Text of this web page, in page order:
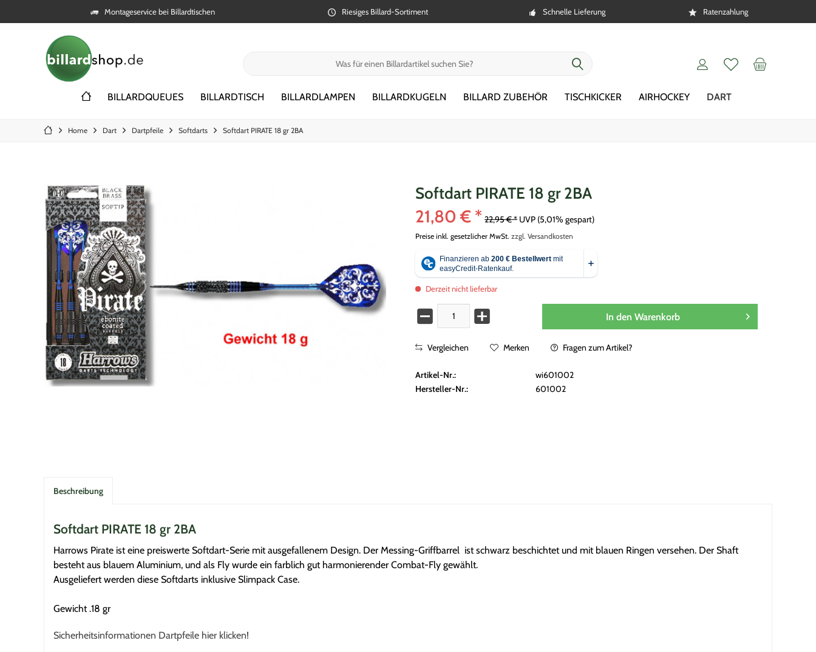
Montageservice bei Billardtischen Riesiges Billard-Sortiment Schnelle Lieferung Ratenzahlung
BILLARDQUEUES BILLARDTISCH BILLARDLAMPEN BILLARDKUGELN BILLARD ZUBEHÖR TISCHKICKER AIRHOCKEY DART
Home Dart Dartpfeile Softdarts Softdart PIRATE 18 gr 2BA
Softdart PIRATE 18 gr 2BA
21,80 € * 22,95 € * UVP (5,01% gespart)
Preise inkl. gesetzlicher MwSt. zzgl. Versandkosten
Derzeit nicht lieferbar
In den Warenkorb
Vergleichen Merken Fragen zum Artikel?
Artikel-Nr.:
wi601002
Hersteller-Nr.:
601002
Beschreibung
Softdart PIRATE 18 gr 2BA
Harrows Pirate ist eine preiswerte Softdart-Serie mit ausgefallenem Design. Der Messing-Griffbarrel ist schwarz beschichtet und mit blauen Ringen versehen. Der Shaft
besteht aus blauem Aluminium, und als Fly wurde ein farblich gut harmonierender Combat-Fly gewählt.
Ausgeliefert werden diese Softdarts inklusive Slimpack Case.
Gewicht .18 gr
Sicherheitsinformationen Dartpfeile hier klicken!